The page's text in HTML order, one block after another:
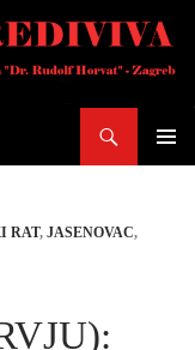
RAT, JASENOVAC,